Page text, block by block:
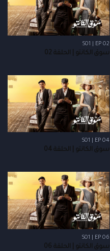
S01 | EP 02
سوق الكانتو | الحلقة 02
S01 | EP 04
سوق الكانتو | الحلقة 04
S01 | EP 06
سوق الكانتو | الحلقة 06